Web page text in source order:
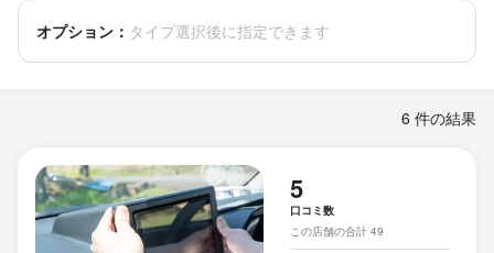
オプション： タイプ選択後に指定できます
6 件の結果
5
口コミ数
この店舗の合計 49